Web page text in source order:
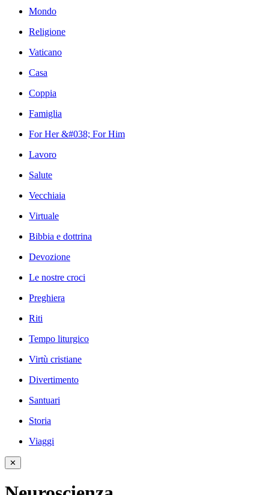
Mondo
Religione
Vaticano
Casa
Coppia
Famiglia
For Her &#038; For Him
Lavoro
Salute
Vecchiaia
Virtuale
Bibbia e dottrina
Devozione
Le nostre croci
Preghiera
Riti
Tempo liturgico
Virtù cristiane
Divertimento
Santuari
Storia
Viaggi
✕